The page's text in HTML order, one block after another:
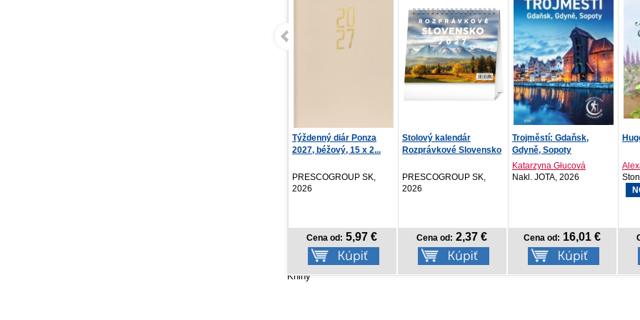
Stolový kalendár
Rozprávkové Slovensko
PRESCOGROUP SK,
2026
Cena od: 2,37 €
Trojměstí: Gdaňsk,
Gdyně, Sopoty
Nakl. JOTA, 2026
Cena od:16,01 €
Hugo a Gaštanka
Alexandra Thompson
Stonožka, 2026
Cena od: 8,18 €
Ros
Knihy